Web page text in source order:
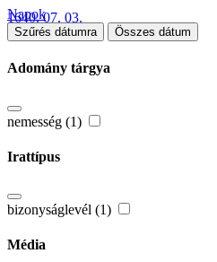
1640. 07. 03.
Napok
Szűrés dátumra Összes dátum
Adomány tárgya
nemesség (1)
Irattípus
bizonyságlevél (1)
Média